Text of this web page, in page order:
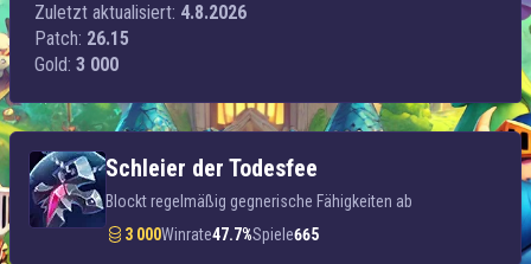
Zuletzt aktualisiert: 4.8.2026
Patch: 26.15
Gold: 3 000
Schleier der Todesfee
Blockt regelmäßig gegnerische Fähigkeiten ab
3 000Winrate47.7%Spiele665